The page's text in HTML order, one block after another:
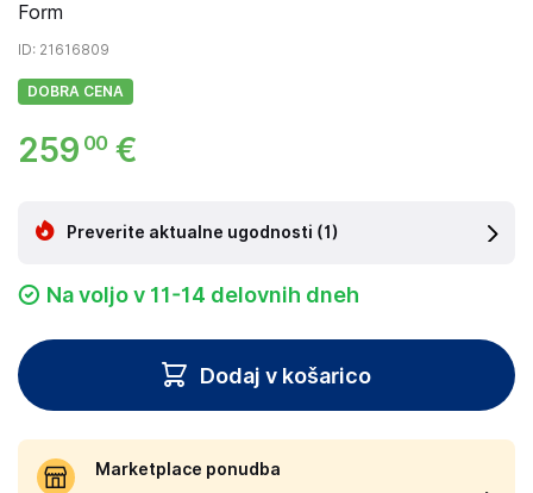
Form
ID: 21616809
DOBRA CENA
259 00 €
Preverite aktualne ugodnosti (1)
Na voljo v 11-14 delovnih dneh
Dodaj v košarico
Marketplace ponudba